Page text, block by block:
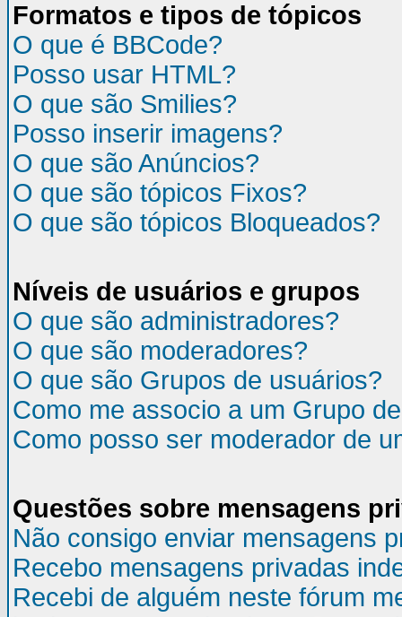
Formatos e tipos de tópicos
O que é BBCode?
Posso usar HTML?
O que são Smilies?
Posso inserir imagens?
O que são Anúncios?
O que são tópicos Fixos?
O que são tópicos Bloqueados?
Níveis de usuários e grupos
O que são administradores?
O que são moderadores?
O que são Grupos de usuários?
Como me associo a um Grupo
Como posso ser moderador de
Questões sobre mensagens
Não consigo enviar mensagens
Recebo mensagens privadas
Recebi de alguém neste fórum